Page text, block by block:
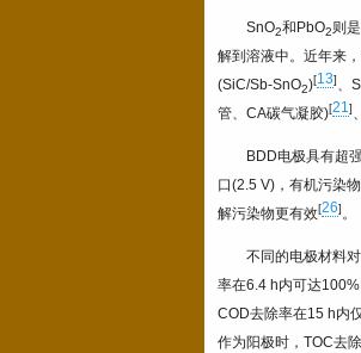
SnO2和PbO2则
解到溶液中。近年来
(SiC/Sb-SnO2)[13]、
管、CA碳气凝胶)[21]
BDD电极具有超
口(2.5 V)，有机污染
解污染物更有效[26]。
不同的电极材料
率在6.4 h内可达
COD去除率在15 h内
作为阳极时，TOC去